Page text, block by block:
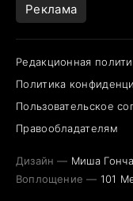
Реклама
Редакционная
Политика
Пользовательское
Правообладателям
Дизайн — Миша
Воплощение — 101